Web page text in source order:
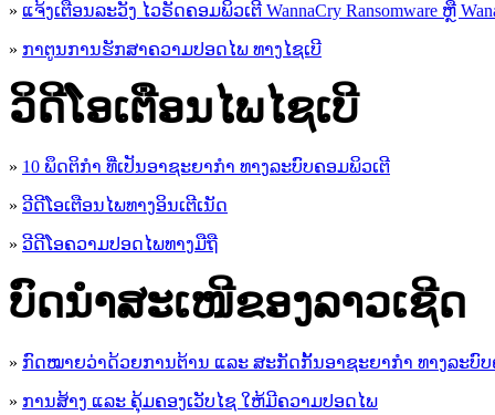
» ແຈ້ງເຕືອນລະວັງ ໄວຣັດຄອມພິວເຕີ WannaCry Ransomware ຫຼື
» ກາຕູນການຮັກສາຄວາມປອດໄພ ທາງໄຊເບີ
ວິດີໂອເຕືອນໄພໄຊເບີ
» 10 ພຶດຕິກໍາ ທີ່ເປັນອາຊະຍາກໍາ ທາງລະບົບຄອມພິວເຕີ
» ວີດີໂອເຕືອນໄພທາງອິນເຕີເນັດ
» ວ​ີ​ດີ​ໂອ​ຄວາມ​ປອດ​ໄພ​ທາງ​ມື​ຖື
ບົດນຳສະເໜີຂອງລາວເຊີດ
» ກົດໝາຍວ່າດ້ວຍການຕ້ານ ແລະ ສະກັດກັ້ນອາຊະຍາກຳ ທາງລະບົບ
» ການສ້າງ ແລະ ຄຸ້ມຄອງເວັບໄຊ ໃຫ້ມີຄວາມປອດໄພ